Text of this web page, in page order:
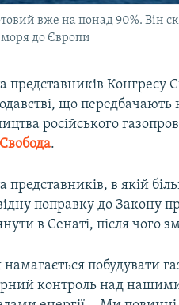
вже на понад 90%. Він
моря до Європи
представників Конгресу
що передбачають
російського
.
представників, в якій
поправку до Закону
в Сенаті, після чого
намагається побудувати
контроль над